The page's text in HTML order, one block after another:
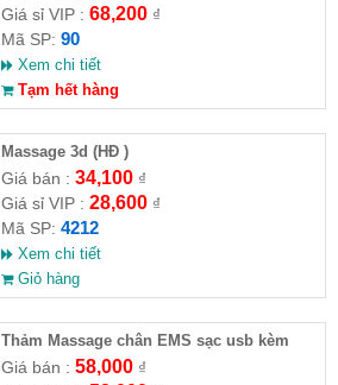
Giá sỉ VIP : 68,200₫
Mã SP: 90
Xem chi tiết
Tạm hết hàng
Massage 3d (HĐ )
Giá bán : 34,100₫
Giá sỉ VIP : 28,600₫
Mã SP: 4212
Xem chi tiết
Giỏ hàng
Thảm Massage chân EMS sạc usb kèm
remote
Giá bán : 58,000₫